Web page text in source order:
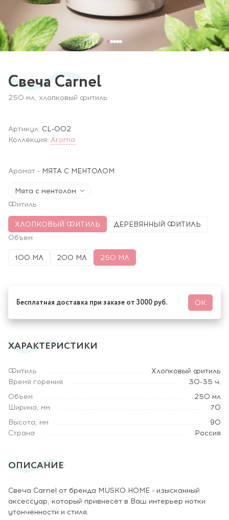
Свеча Carnel
250 мл, хлопковый фитиль
Артикул: CL-002
Коллекция: Aroma
Аромат - МЯТА С МЕНТОЛОМ
Мята с ментолом
Фитиль
ХЛОПКОВЫЙ ФИТИЛЬ
ДЕРЕВЯННЫЙ ФИТИЛЬ
Объем
100 МЛ 200 МЛ 250 МЛ
Бесплатная доставка при заказе от 3000 руб. ОК
ХАРАКТЕРИСТИКИ
Фитиль
Хлопковый фитиль
Время горения
30-35 ч.
Объем
250 мл
Ширина, мм
70
Высота, мм
90
Страна
Россия
ОПИСАНИЕ
Свеча Carnel от бренда MUSKO HOME - изысканный
аксессуар, который привнесёт в Ваш интерьер нотки
утонченности и стиля.